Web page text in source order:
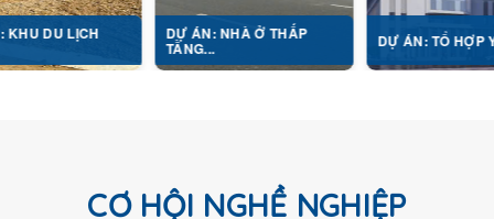
TẦNG... DỰ ÁN: TỔ HỢP Y TẾ...
CƠ HỘI NGHỀ NGHIỆP